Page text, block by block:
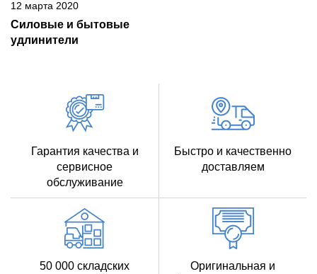
12 марта 2020
Силовые и бытовые
удлинители
Гарантия качества и
сервисное
обслуживание
Быстро и качественно
доставляем
50 000 складских
Оригинальная и